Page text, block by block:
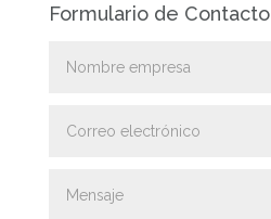
Formulario de Contacto